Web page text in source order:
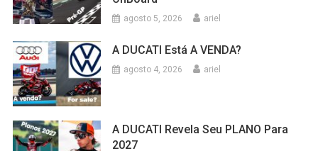
2027
agosto 3, 2026 ariel
EUA De Fórmula1